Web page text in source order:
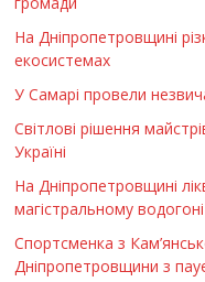
На Дніпропетровщині
екосистемах
У Самарі провели
Світлові рішення
Україні
На Дніпропетровщині
магістральному водогоні
Спортсменка з
Дніпропетровщини з